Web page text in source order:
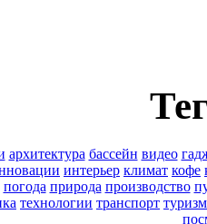
архитектура бассейн видео
интерьер климат кофе
погода природа производство
технологии транспорт туризм